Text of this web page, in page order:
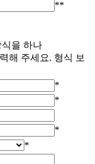
**
을 하나
해 주세요. 형식 보
*
*
*
*